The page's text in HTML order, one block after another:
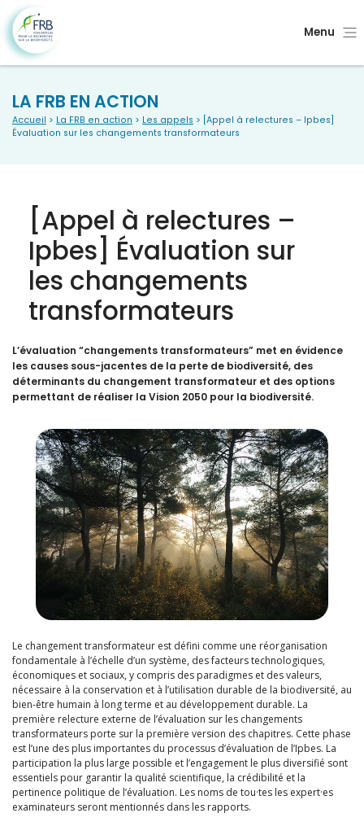
Menu
LA FRB EN ACTION
Accueil > La FRB en action > Les appels > [Appel à relectures – Ipbes]
Évaluation sur les changements transformateurs
[Appel à relectures –
Ipbes] Évaluation sur
les changements
transformateurs
L’évaluation “changements transformateurs” met en évidence
les causes sous-jacentes de la perte de biodiversité, des
déterminants du changement transformateur et des options
permettant de réaliser la Vision 2050 pour la biodiversité.
Le changement transformateur est défini comme une réorganisation
fondamentale à l’échelle d’un système, des facteurs technologiques,
économiques et sociaux, y compris des paradigmes et des valeurs,
nécessaire à la conservation et à l’utilisation durable de la biodiversité, au
bien-être humain à long terme et au développement durable. La
première relecture externe de l’évaluation sur les changements
transformateurs porte sur la première version des chapitres. Cette phase
est l’une des plus importantes du processus d’évaluation de l’Ipbes. La
participation la plus large possible et l’engagement le plus diversifié sont
essentiels pour garantir la qualité scientifique, la crédibilité et la
pertinence politique de l’évaluation. Les noms de tou·tes les expert·es
examinateurs seront mentionnés dans les rapports.